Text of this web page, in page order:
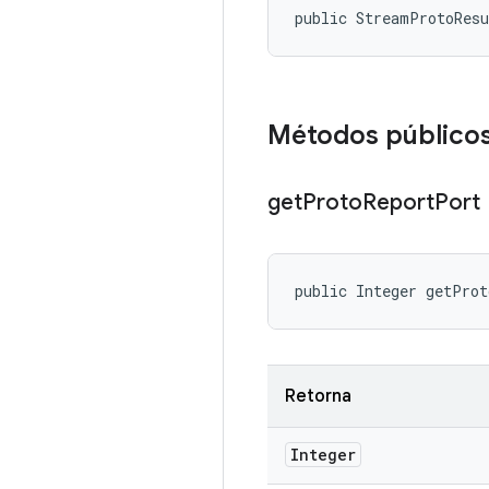
public
Métodos
getProtoReportPort
public Integer
Retorna
Integer